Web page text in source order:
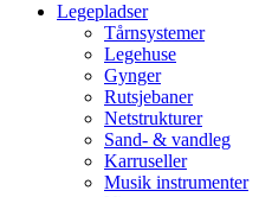
Legepladser
Tårnsystemer
Legehuse
Gynger
Rutsjebaner
Netstrukturer
Sand- & vandleg
Karruseller
Musik instrumenter